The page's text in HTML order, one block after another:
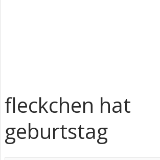
fleckchen hat
geburtstag